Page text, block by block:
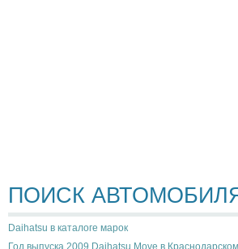
ПОИСК
Daihatsu в каталоге марок
Год выпуска 2009 Daihatsu Move в